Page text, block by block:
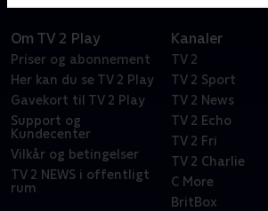
Om TV 2 Play
Priser og abonnement
Her kan du se TV 2 Play
Gavekort til TV 2 Play
Support og
Kundecenter
Vilkår og betingelser
TV 2 NEWS i offentligt
rum
Kanaler
TV 2
TV 2 Sport
TV 2 News
TV 2 Echo
TV 2 Fri
TV 2 Charlie
C More
BritBox